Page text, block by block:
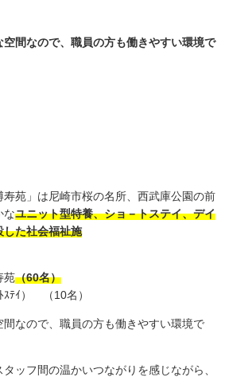
間なので、職員の方も働きやすい環境で
寿苑」は尼崎市桜の名所、西武庫公園の前
なユニット型特養、ショ－トステイ、デイ
した社会福祉施
苑（60名）
ｽﾃｲ） （10名）
なので、職員の方も働きやすい環境で
ッフ間の温かいつながりを感じながら、